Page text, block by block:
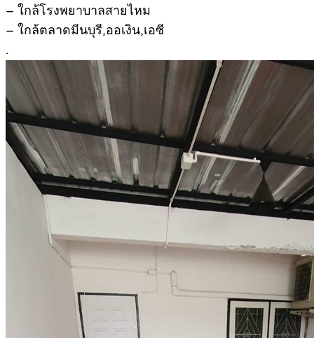
– ใกล้โรงพยาบาลสายไหม
– ใกล้ตลาดมีนบุรี,ออเงิน,เอซี
.